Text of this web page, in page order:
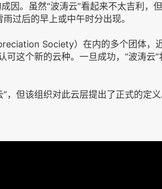
因。虽然“波涛云”看起来不太吉利，
过后的早上或中午时分出现。
Society）在内的多个团体，
可这个新的云种。一旦成功，“波涛云
，但该组织对此云层提出了正式的定